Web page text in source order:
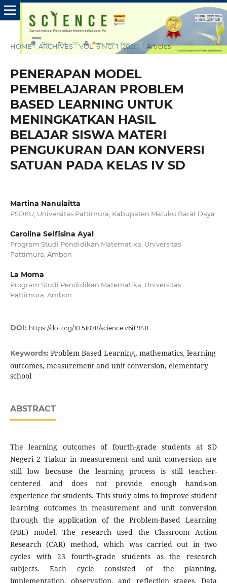
HOME / ARCHIVES / VOL. 6 NO. 1 (2026) / Articles
PENERAPAN MODEL
PEMBELAJARAN PROBLEM
BASED LEARNING UNTUK
MENINGKATKAN HASIL
BELAJAR SISWA MATERI
PENGUKURAN DAN KONVERSI
SATUAN PADA KELAS IV SD
Martina Nanulaitta
PSDKU, Universitas Pattimura, Kabupaten Maluku Barat Daya
Carolina Selfisina Ayal
Program Studi Pendidikan Matematika, Universitas
Pattimura, Ambon
La Moma
Program Studi Pendidikan Matematika, Universitas
Pattimura, Ambon
DOI: https://doi.org/10.51878/science.v6i1.9411
Keywords: Problem Based Learning, mathematics, learning
outcomes, measurement and unit conversion, elementary
school
ABSTRACT
The learning outcomes of fourth-grade students at SD
Negeri 2 Tiakur in measurement and unit conversion are
still low because the learning process is still teacher-
centered and does not provide enough hands-on
experience for students. This study aims to improve student
learning outcomes in measurement and unit conversion
through the application of the Problem-Based Learning
(PBL) model. The research used the Classroom Action
Research (CAR) method, which was carried out in two
cycles with 23 fourth-grade students as the research
subjects. Each cycle consisted of the planning,
implementation, observation, and reflection stages. Data